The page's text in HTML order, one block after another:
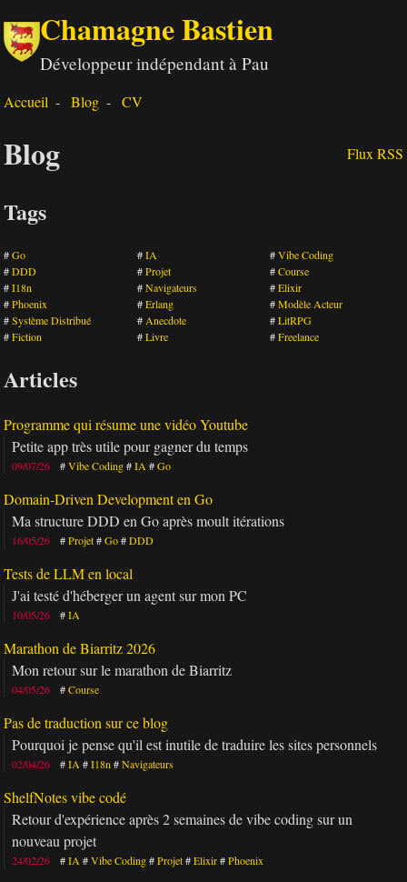
Chamagne Bastien
Développeur indépendant à Pau
Accueil Blog CV
Flux RSS
Blog
Tags
Go IA
Vibe Coding
DDD
Projet
Course
I18n
Navigateurs
Elixir
Phoenix
Erlang
Modèle Acteur
Système Distribué
Anecdote
LitRPG
Fiction
Livre Freelance
Articles
Programme qui résume une vidéo Youtube
Petite app très utile pour gagner du temps
09/07/26 Vibe Coding IA Go
Domain-Driven Development en Go
Ma structure DDD en Go après moult itérations
16/05/26 Projet Go DDD
Tests de LLM en local
J'ai testé d'héberger un agent sur mon PC
10/05/26 IA
Marathon de Biarritz 2026
Mon retour sur le marathon de Biarritz
04/05/26 Course
Pas de traduction sur ce blog
Pourquoi je pense qu'il est inutile de traduire les sites personnels
02/04/26 IA I18n Navigateurs
ShelfNotes vibe codé
Retour d'expérience après 2 semaines de vibe coding sur un
nouveau projet
24/02/26 IA Vibe Coding Projet Elixir Phoenix